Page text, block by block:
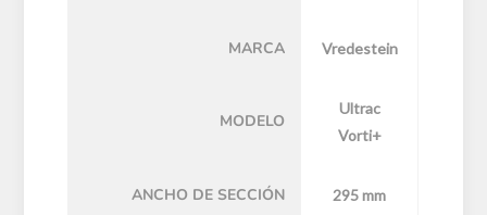
MARCA Vredestein
MODELO
Ultrac
Vorti+
ANCHO DE SECCIÓN 295 mm